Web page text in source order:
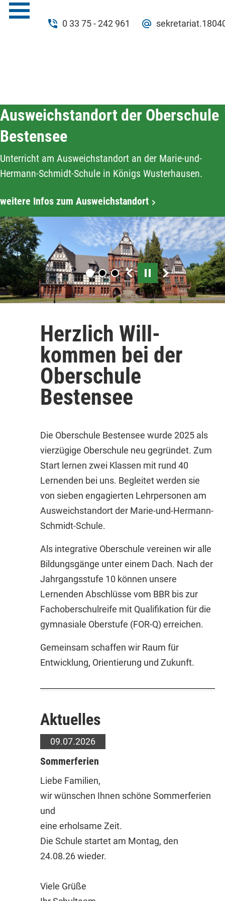
0 33 75 - 242 961
Ausweichstandort der Oberschule
Bestensee
Unterricht am Ausweichstandort an der Marie-und-
Hermann-Schmidt-Schule in Königs Wusterhausen.
weitere Infos zum Ausweichstandort
Play/Pause
Herz­lich Will­
kommen bei der
Ober­schule
Bestensee
Die Oberschule Bestensee wurde 2025 als
vierzügige Oberschule neu gegründet. Zum
Start lernen zwei Klassen mit rund 40
Lernenden bei uns. Begleitet werden sie
von sieben engagierten Lehrpersonen am
Ausweichstandort der Marie-und-Hermann-
Schmidt-Schule.
Als integrative Oberschule vereinen wir alle
Bildungsgänge unter einem Dach. Nach der
Jahrgangsstufe 10 können unsere
Lernenden Abschlüsse vom BBR bis zur
Fachoberschulreife mit Qualifikation für die
gymnasiale Oberstufe (FOR-Q) erreichen.
Gemeinsam schaffen wir Raum für
Entwicklung, Orientierung und Zukunft.
Aktuelles
09.07.2026
Sommerferien
Liebe Familien,
wir wünschen Ihnen schöne Sommerferien
und
eine erholsame Zeit.
Die Schule startet am Montag, den
24.08.26 wieder.
Viele Grüße